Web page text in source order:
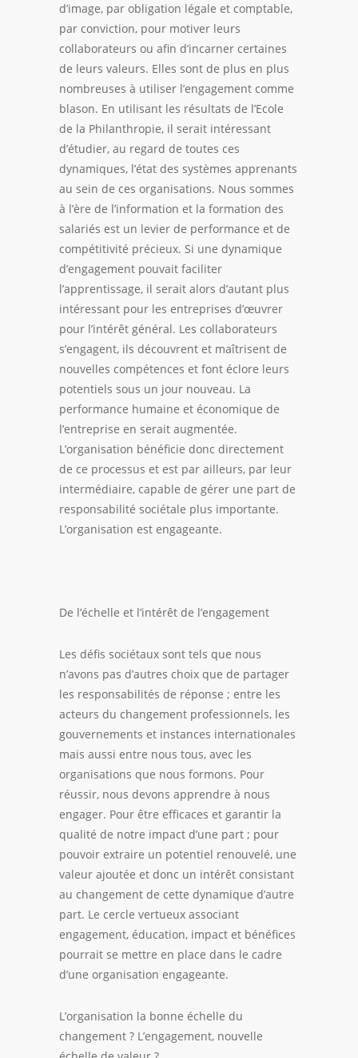
d’image, par obligation légale et comptable,
par conviction, pour motiver leurs
collaborateurs ou afin d’incarner certaines
de leurs valeurs. Elles sont de plus en plus
nombreuses à utiliser l’engagement comme
blason. En utilisant les résultats de l’Ecole
de la Philanthropie, il serait intéressant
d’étudier, au regard de toutes ces
dynamiques, l’état des systèmes apprenants
au sein de ces organisations. Nous sommes
à l’ère de l’information et la formation des
salariés est un levier de performance et de
compétitivité précieux. Si une dynamique
d’engagement pouvait faciliter
l’apprentissage, il serait alors d’autant plus
intéressant pour les entreprises d’œuvrer
pour l’intérêt général. Les collaborateurs
s’engagent, ils découvrent et maîtrisent de
nouvelles compétences et font éclore leurs
potentiels sous un jour nouveau. La
performance humaine et économique de
l’entreprise en serait augmentée.
L’organisation bénéficie donc directement
de ce processus et est par ailleurs, par leur
intermédiaire, capable de gérer une part de
responsabilité sociétale plus importante.
L’organisation est engageante.
De l’échelle et l’intérêt de l’engagement
Les défis sociétaux sont tels que nous
n’avons pas d’autres choix que de partager
les responsabilités de réponse ; entre les
acteurs du changement professionnels, les
gouvernements et instances internationales
mais aussi entre nous tous, avec les
organisations que nous formons. Pour
réussir, nous devons apprendre à nous
engager. Pour être efficaces et garantir la
qualité de notre impact d’une part ; pour
pouvoir extraire un potentiel renouvelé, une
valeur ajoutée et donc un intérêt consistant
au changement de cette dynamique d’autre
part. Le cercle vertueux associant
engagement, éducation, impact et bénéfices
pourrait se mettre en place dans le cadre
d’une organisation engageante.
L’organisation la bonne échelle du
changement ? L’engagement, nouvelle